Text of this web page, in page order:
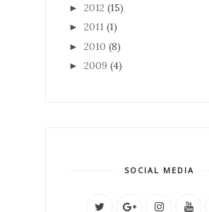
► 2012 (15)
► 2011 (1)
► 2010 (8)
► 2009 (4)
SOCIAL MEDIA